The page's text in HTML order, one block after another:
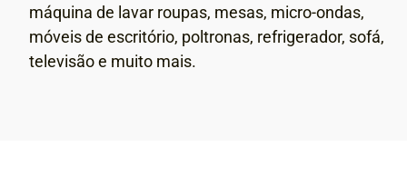
máquina de lavar roupas, mesas, micro-ondas,
móveis de escritório, poltronas, refrigerador, sofá,
televisão e muito mais.